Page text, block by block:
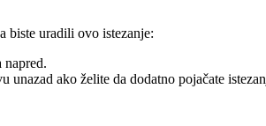
biste uradili ovo istezanje:
napred.
ako želite da dodatno pojačate